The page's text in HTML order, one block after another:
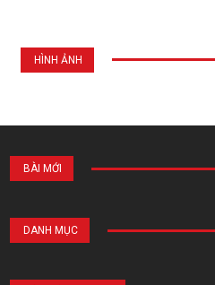
HÌNH ẢNH
BÀI MỚI
DANH MỤC